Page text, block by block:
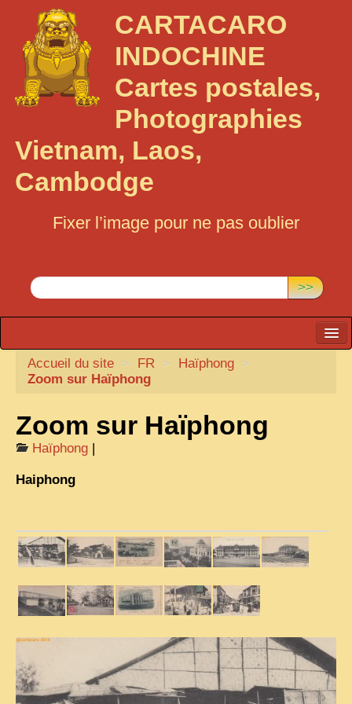
CARTACARO
INDOCHINE
Cartes postales,
Photographies
Vietnam, Laos,
Cambodge
Fixer l’image pour ne pas oublier
>>
CARTACARO
PHOTOGRAPHES, EDITEURS
ILLUSTRATEURS
TONKIN
1908, RÉVOLTE
ANNAM CENTRE
COCHINCHINE
LES ETHNIES
LAOS
CAMBODGE
REMARQUABLES
Accueil du site > FR > Haïphong >
Zoom sur Haïphong
Zoom sur Haïphong
Haïphong |
Haiphong